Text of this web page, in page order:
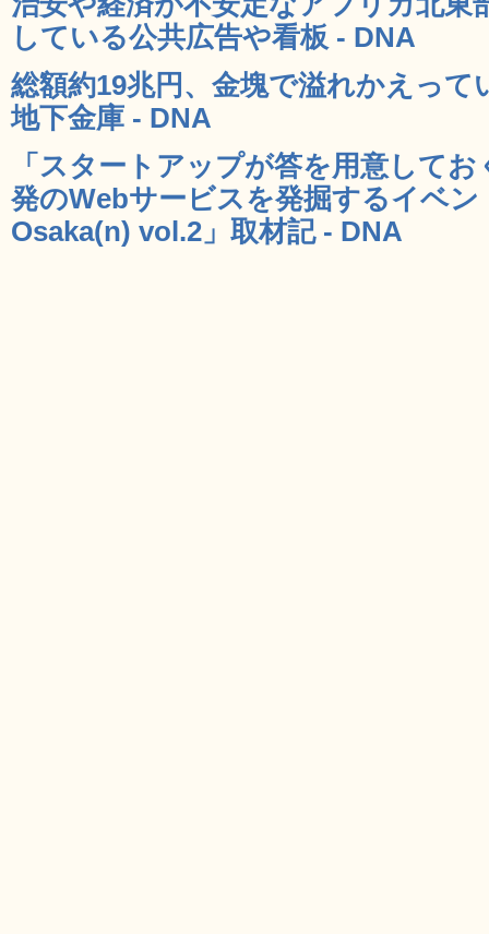
している公共広告や看板 - DNA
総額約19兆円、金塊で溢れかえっ
地下金庫 - DNA
「スタートアップが答を用意して
発のWebサービスを発掘するイベ
Osaka(n) vol.2」取材記 - DNA